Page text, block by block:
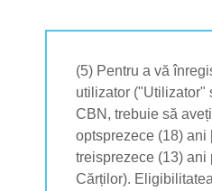
(5) Pentru a vă
utilizator ("Utilizator"
CBN, trebuie să
optsprezece (18) ani
treisprezece (13) ani
Cărților).